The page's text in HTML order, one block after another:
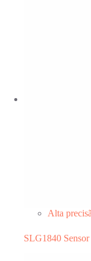
Alta
SLG1840